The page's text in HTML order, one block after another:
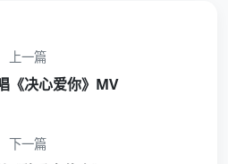
上一篇
《决心爱你》MV
下一篇